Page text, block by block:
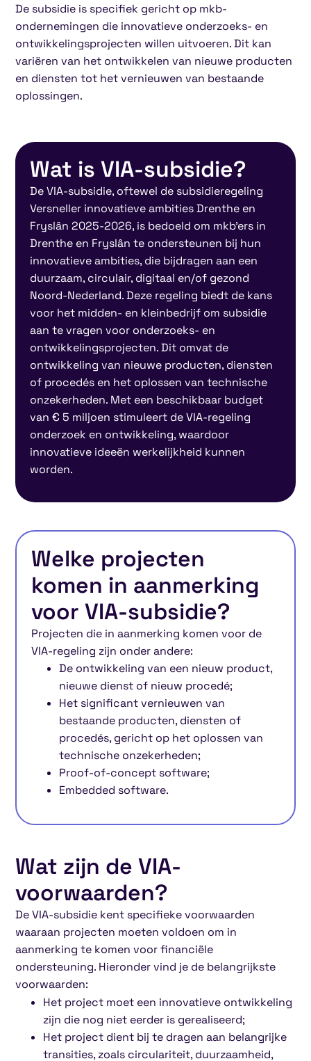
De subsidie is specifiek gericht op mkb-
ondernemingen die innovatieve onderzoeks- en
ontwikkelingsprojecten willen uitvoeren. Dit kan
variëren van het ontwikkelen van nieuwe producten
en diensten tot het vernieuwen van bestaande
oplossingen.
Wat is VIA-subsidie?
De VIA-subsidie, oftewel de subsidieregeling
Versneller innovatieve ambities Drenthe en
Fryslân 2025-2026, is bedoeld om mkb’ers in
Drenthe en Fryslân te ondersteunen bij hun
innovatieve ambities, die bijdragen aan een
duurzaam, circulair, digitaal en/of gezond
Noord-Nederland. Deze regeling biedt de kans
voor het midden- en kleinbedrijf om subsidie
aan te vragen voor onderzoeks- en
ontwikkelingsprojecten. Dit omvat de
ontwikkeling van nieuwe producten, diensten
of procedés en het oplossen van technische
onzekerheden. Met een beschikbaar budget
van € 5 miljoen stimuleert de VIA-regeling
onderzoek en ontwikkeling, waardoor
innovatieve ideeën werkelijkheid kunnen
worden.
Welke projecten
komen in aanmerking
voor VIA-subsidie?
Projecten die in aanmerking komen voor de
VIA-regeling zijn onder andere:
De ontwikkeling van een nieuw product,
nieuwe dienst of nieuw procedé;
Het significant vernieuwen van
bestaande producten, diensten of
procedés, gericht op het oplossen van
technische onzekerheden;
Proof-of-concept software;
Embedded software.
Wat zijn de VIA-
voorwaarden?
De VIA-subsidie kent specifieke voorwaarden
waaraan projecten moeten voldoen om in
aanmerking te komen voor financiële
ondersteuning. Hieronder vind je de belangrijkste
voorwaarden:
Het project moet een innovatieve ontwikkeling
zijn die nog niet eerder is gerealiseerd;
Het project dient bij te dragen aan belangrijke
transities, zoals circulariteit, duurzaamheid,